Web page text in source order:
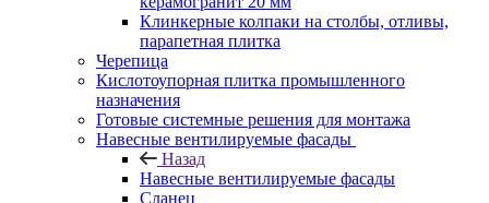
Клинкерные колпаки на столбы, отливы,
парапетная плитка
Черепица
Кислотоупорная плитка промышленного
назначения
Готовые системные решения для монтажа
Навесные вентилируемые фасады
Назад
Навесные вентилируемые фасады
Сланец